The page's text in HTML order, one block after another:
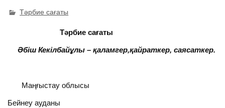
Тәрбие сағаты
Тәрбие сағаты
Әбіш Кекілбайұлы – қаламгер,қайраткер, саясаткер.
Маңғыстау облысы
Бейнеу ауданы